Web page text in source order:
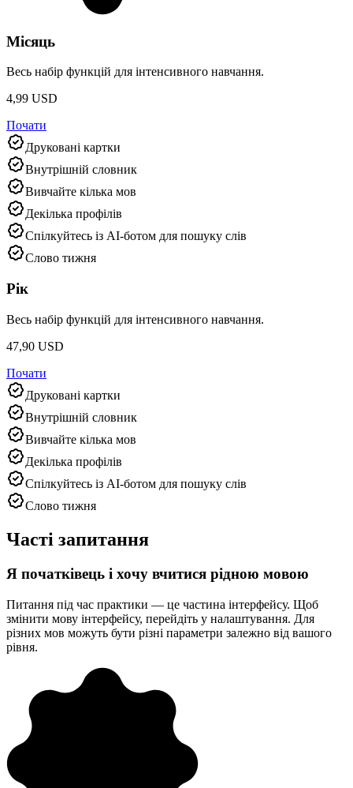
Місяць
Весь набір функцій для інтенсивного навчання.
4,99 USD
Почати
Друковані картки
Внутрішній словник
Вивчайте кілька мов
Декілька профілів
Спілкуйтесь із AI‑ботом для пошуку слів
Слово тижня
Рік
Весь набір функцій для інтенсивного навчання.
47,90 USD
Почати
Друковані картки
Внутрішній словник
Вивчайте кілька мов
Декілька профілів
Спілкуйтесь із AI‑ботом для пошуку слів
Слово тижня
Часті запитання
Я початківець і хочу вчитися рідною мовою
Питання під час практики — це частина інтерфейсу. Щоб
змінити мову інтерфейсу, перейдіть у налаштування. Для
різних мов можуть бути різні параметри залежно від вашого
рівня.